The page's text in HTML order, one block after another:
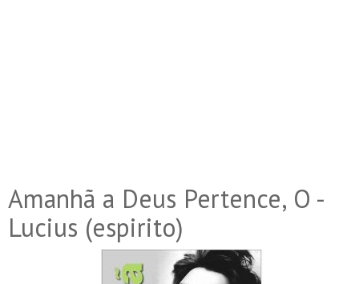
Amanhã a Deus Pertence, O -
Lucius (espirito)